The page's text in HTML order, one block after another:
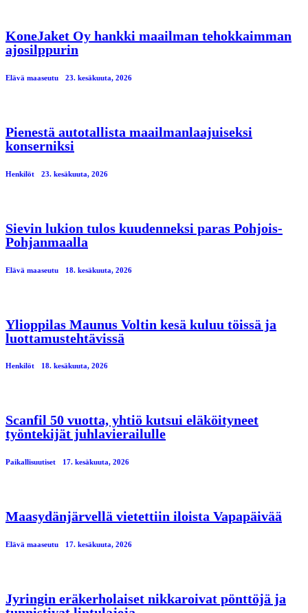
KoneJaket Oy hankki maailman tehokkaimman
ajosilppurin
Elävä maaseutu 23. kesäkuuta, 2026
Pienestä autotallista maailmanlaajuiseksi
konserniksi
Henkilöt 23. kesäkuuta, 2026
Sievin lukion tulos kuudenneksi paras Pohjois-
Pohjanmaalla
Elävä maaseutu 18. kesäkuuta, 2026
Ylioppilas Maunus Voltin kesä kuluu töissä ja
luottamustehtävissä
Henkilöt 18. kesäkuuta, 2026
Scanfil 50 vuotta, yhtiö kutsui eläköityneet
työntekijät juhlavierailulle
Paikallisuutiset 17. kesäkuuta, 2026
Maasydänjärvellä vietettiin iloista Vapapäivää
Elävä maaseutu 17. kesäkuuta, 2026
Jyringin eräkerholaiset nikkaroivat pönttöjä ja